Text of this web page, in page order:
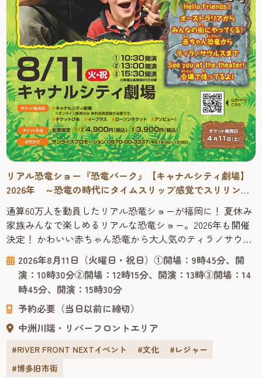
リアル恐竜ショー『恐竜パーク』【キャナルシティ劇場】
2026年 ～恐竜の時代にタイムスリップ感覚でスリリング
に学べる！
通算60万人を動員したリアル恐竜ショーが福岡に！ 夏休み
家族みんなで楽しめるリアルな恐竜ショー。2026年も開催
決定！ かわいい赤ちゃん恐竜から大人気のティラノサウル
スまで登場する、オーストラリアからやってきたリアル恐
竜ショー「恐竜パーク」は、恐竜が生きていた時代にタイ
ムスリップした感覚で楽しくスリリングに学べる、ファミ
リー向けのパフォーマンスショー。 客席で観るだけでな
く、ラッキーなお客様...
2026年8月11日（火曜日・祝日）①開場：9時45分、開
演：10時30分②開場：12時15分、開演：13時③開場：14
時45分、開演：15時30分
予約必要（当日以前に締切）
中洲川端・リバーフロントエリア
#RIVER FRONT NEXTイベント #文化
#レジャー
#博多旧市街